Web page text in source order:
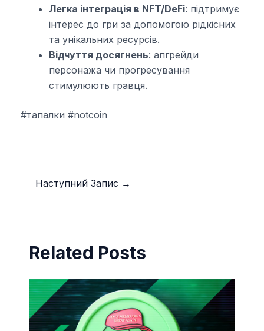
Легка інтеграція в NFT/DeFi: підтримує
інтерес до гри за допомогою рідкісних
та унікальних ресурсів.
Відчуття досягнень: апгрейди
персонажа чи прогресування
стимулюють гравця.
#тапалки #notcoin
Наступний Запис →
Related Posts